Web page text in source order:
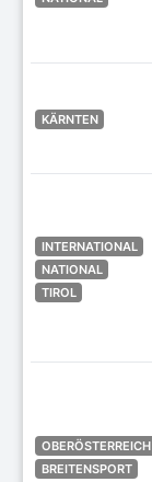
KÄRNTEN
INTERNATIONAL
NATIONAL
TIROL
OBERÖSTERREICH
BREITENSPORT